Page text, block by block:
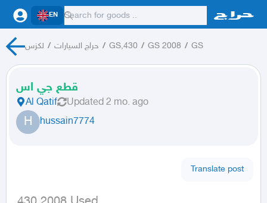
EN
لكزس / حراج السيارات / GS,430 / GS 2008 / GS
قطع جي اس
Al Qatif Updated 2 mo. ago
H hussain7774
Translate post